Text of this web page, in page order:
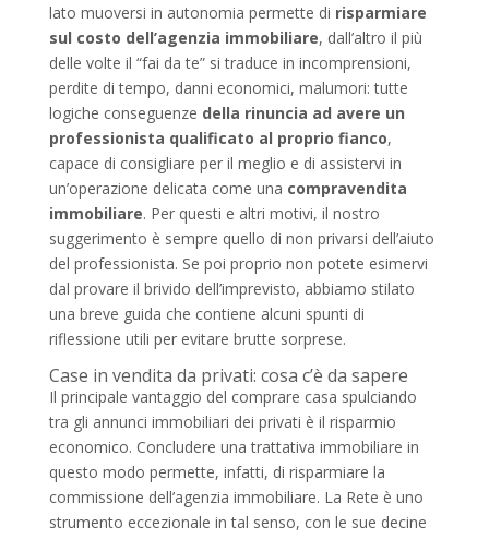
lato muoversi in autonomia permette di risparmiare
sul costo dell’agenzia immobiliare, dall’altro il più
delle volte il “fai da te” si traduce in incomprensioni,
perdite di tempo, danni economici, malumori: tutte
logiche conseguenze della rinuncia ad avere un
professionista qualificato al proprio fianco,
capace di consigliare per il meglio e di assistervi in
un’operazione delicata come una compravendita
immobiliare. Per questi e altri motivi, il nostro
suggerimento è sempre quello di non privarsi dell’aiuto
del professionista. Se poi proprio non potete esimervi
dal provare il brivido dell’imprevisto, abbiamo stilato
una breve guida che contiene alcuni spunti di
riflessione utili per evitare brutte sorprese.
Case in vendita da privati: cosa c’è da sapere
Il principale vantaggio del comprare casa spulciando
tra gli annunci immobiliari dei privati è il risparmio
economico. Concludere una trattativa immobiliare in
questo modo permette, infatti, di risparmiare la
commissione dell’agenzia immobiliare. La Rete è uno
strumento eccezionale in tal senso, con le sue decine